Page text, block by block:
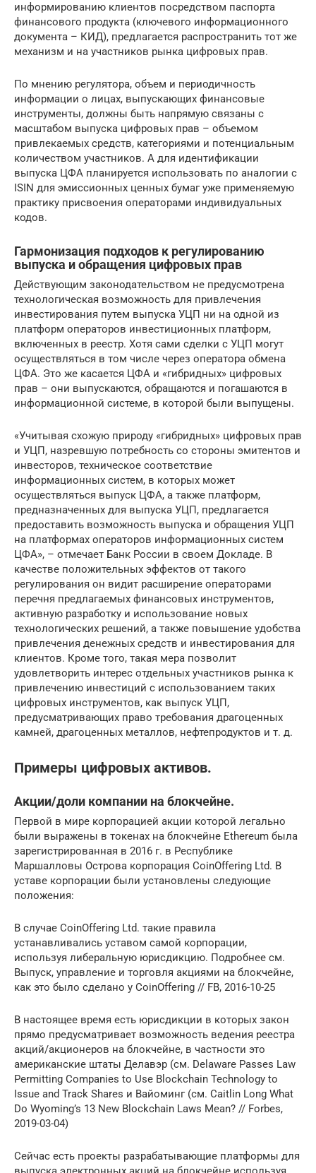
информированию клиентов посредством паспорта
финансового продукта (ключевого информационного
документа – КИД), предлагается распространить тот же
механизм и на участников рынка цифровых прав.
По мнению регулятора, объем и периодичность
информации о лицах, выпускающих финансовые
инструменты, должны быть напрямую связаны с
масштабом выпуска цифровых прав – объемом
привлекаемых средств, категориями и потенциальным
количеством участников. А для идентификации
выпуска ЦФА планируется использовать по аналогии с
ISIN для эмиссионных ценных бумаг уже применяемую
практику присвоения операторами индивидуальных
кодов.
Гармонизация подходов к регулированию
выпуска и обращения цифровых прав
Действующим законодательством не предусмотрена
технологическая возможность для привлечения
инвестирования путем выпуска УЦП ни на одной из
платформ операторов инвестиционных платформ,
включенных в реестр. Хотя сами сделки с УЦП могут
осуществляться в том числе через оператора обмена
ЦФА. Это же касается ЦФА и «гибридных» цифровых
прав – они выпускаются, обращаются и погашаются в
информационной системе, в которой были выпущены.
«Учитывая схожую природу «гибридных» цифровых прав
и УЦП, назревшую потребность со стороны эмитентов и
инвесторов, техническое соответствие
информационных систем, в которых может
осуществляться выпуск ЦФА, а также платформ,
предназначенных для выпуска УЦП, предлагается
предоставить возможность выпуска и обращения УЦП
на платформах операторов информационных систем
ЦФА», – отмечает Банк России в своем Докладе. В
качестве положительных эффектов от такого
регулирования он видит расширение операторами
перечня предлагаемых финансовых инструментов,
активную разработку и использование новых
технологических решений, а также повышение удобства
привлечения денежных средств и инвестирования для
клиентов. Кроме того, такая мера позволит
удовлетворить интерес отдельных участников рынка к
привлечению инвестиций с использованием таких
цифровых инструментов, как выпуск УЦП,
предусматривающих право требования драгоценных
камней, драгоценных металлов, нефтепродуктов и т. д.
Примеры цифровых активов.
Акции/доли компании на блокчейне.
Первой в мире корпорацией акции которой легально
были выражены в токенах на блокчейне Ethereum была
зарегистрированная в 2016 г. в Республике
Маршалловы Острова корпорация CoinOffering Ltd. В
уставе корпорации были установлены следующие
положения:
В случае CoinOffering Ltd. такие правила
устанавливались уставом самой корпорации,
используя либеральную юрисдикцию. Подробнее см.
Выпуск, управление и торговля акциями на блокчейне,
как это было сделано у CoinOffering // FB, 2016-10-25
В настоящее время есть юрисдикции в которых закон
прямо предусматривает возможность ведения реестра
акций/акционеров на блокчейне, в частности это
американские штаты Делавэр (см. Delaware Passes Law
Permitting Companies to Use Blockchain Technology to
Issue and Track Shares и Вайоминг (см. Caitlin Long What
Do Wyoming’s 13 New Blockchain Laws Mean? // Forbes,
2019-03-04)
Сейчас есть проекты разрабатывающие платформы для